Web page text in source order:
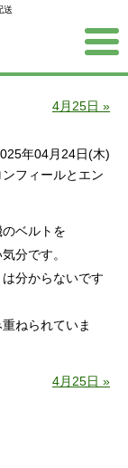
送
4月25日 »
年04月24日(木)
フィールとエン
ベルトを
分です。
分からないです
ねられていま
4月25日 »